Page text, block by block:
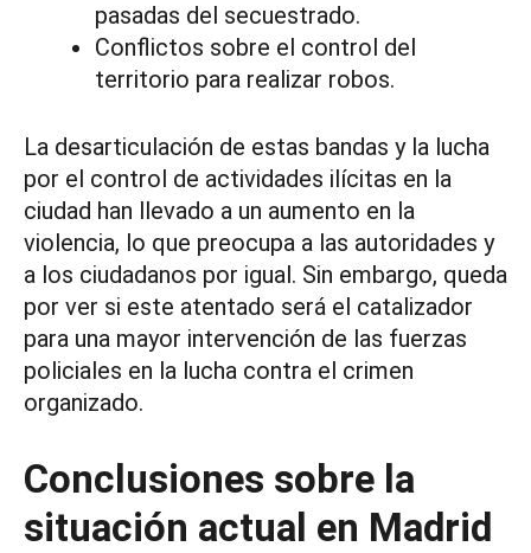
pasadas del secuestrado.
Conflictos sobre el control del
territorio para realizar robos.
La desarticulación de estas bandas y la lucha
por el control de actividades ilícitas en la
ciudad han llevado a un aumento en la
violencia, lo que preocupa a las autoridades y
a los ciudadanos por igual. Sin embargo, queda
por ver si este atentado será el catalizador
para una mayor intervención de las fuerzas
policiales en la lucha contra el crimen
organizado.
Conclusiones sobre la
situación actual en Madrid